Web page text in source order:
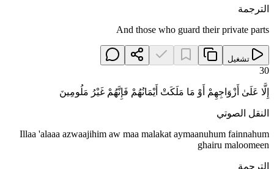
الترجمة
And those who guard their private parts
تشغيل
30
إِلَّا عَلَىٰ أَزْوَاجِهِمْ أَوْ مَا مَلَكَتْ أَيْمَانُهُمْ فَإِنَّهُمْ غَيْرُ مَلُومِينَ
النقل الصوتي
Illaa 'alaaa azwaajihim aw maa malakat aymaanuhum fainnahum
ghairu maloomeen
الترجمة